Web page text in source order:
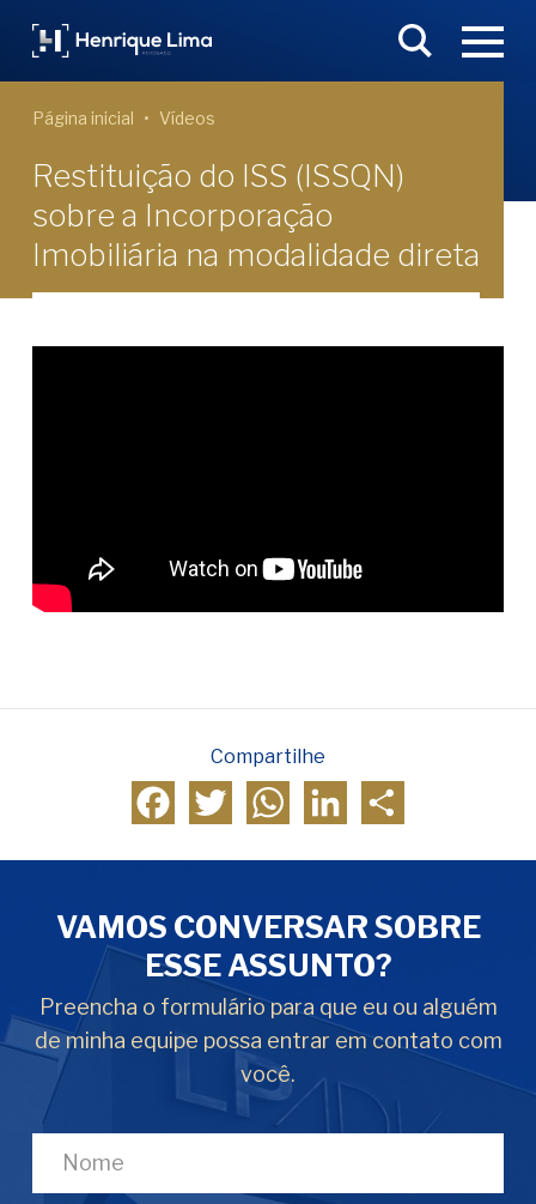
Página inicial Vídeos
Restituição do ISS (ISSQN)
sobre a Incorporação
Imobiliária na modalidade direta
Compartilhe
FacebookTwitter WhatsAppLinkedIn
VAMOS CONVERSAR SOBRE
ESSE ASSUNTO?
Preencha o formulário para que eu ou alguém
de minha equipe possa entrar em contato com
você.